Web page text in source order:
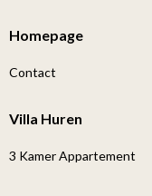
Homepage
Contact
Villa Huren
3 Kamer Appartement